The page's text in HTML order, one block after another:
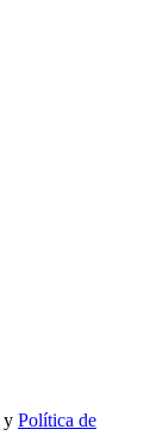
y Política de